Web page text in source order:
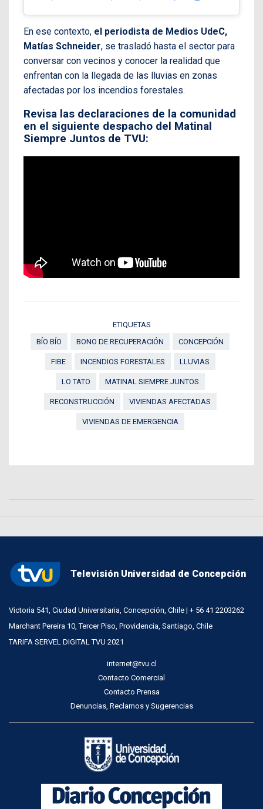
En ese contexto, el periodista de Medios UdeC,
Matías Schneider, se trasladó hasta el sector para
conversar con vecinos y conocer la realidad que
enfrentan con la llegada de las lluvias en zonas
afectadas por los incendios forestales.
Revisa las declaraciones de la comunidad
en el siguiente despacho del Matinal
Siempre Juntos de TVU:
ETIQUETAS
BÍO BÍO
BONO DE RECUPERACIÓN CONCEPCIÓN
FIBE INCENDIOS FORESTALES LLUVIAS
LO TATO MATINAL SIEMPRE JUNTOS
RECONSTRUCCIÓN VIVIENDAS AFECTADAS
VIVIENDAS DE EMERGENCIA
Televisión Universidad de Concepción
Victoria 541, Ciudad Universitaria, Concepción, Chile | + 56 41 2203262
Marchant Pereira 10, Tercer Piso, Providencia, Santiago, Chile
TARIFA SERVEL DIGITAL TVU 2021
internet@tvu.cl
Contacto Comercial
Contacto Prensa
Denuncias, Reclamos y Sugerencias